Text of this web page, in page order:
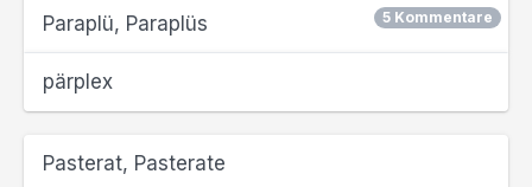
5 Kommentare
Paraplü, Paraplüs
pärplex
Pasterat, Pasterate